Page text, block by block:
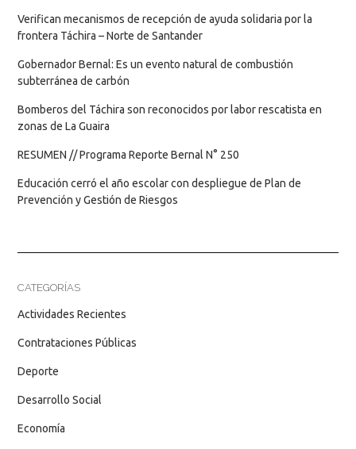
Verifican mecanismos de recepción de ayuda solidaria por la
frontera Táchira – Norte de Santander
Gobernador Bernal: Es un evento natural de combustión
subterránea de carbón
Bomberos del Táchira son reconocidos por labor rescatista en
zonas de La Guaira
RESUMEN // Programa Reporte Bernal N° 250
Educación cerró el año escolar con despliegue de Plan de
Prevención y Gestión de Riesgos
CATEGORÍAS
Actividades Recientes
Contrataciones Públicas
Deporte
Desarrollo Social
Economía